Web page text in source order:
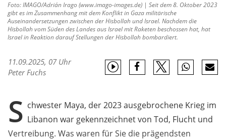
Foto: IMAGO/Adrián Irago (www.imago-images.de) | Seit dem 8. Oktober 2023
gibt es im Zusammenhang mit dem Konflikt in Gaza militärische
Auseinandersetzungen zwischen der Hisbollah und Israel. Nachdem die
Hisbollah vom Süden des Landes aus Israel mit Raketen beschossen hat, hat
Israel in Reaktion darauf Stellungen der Hisbollah bombardiert.
11.09.2025, 07 Uhr
Peter Fuchs
S chwester Maya, der 2023 ausgebrochene Krieg im
Libanon war gekennzeichnet von Tod, Flucht und
Vertreibung. Was waren für Sie die prägendsten